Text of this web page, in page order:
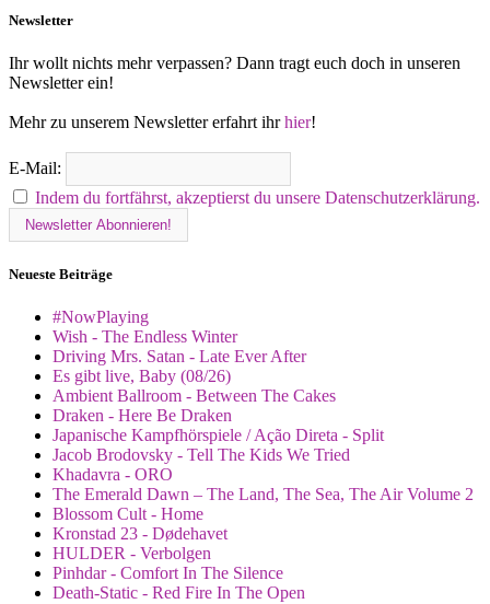
Newsletter
Ihr wollt nichts mehr verpassen? Dann tragt euch doch in unseren
Newsletter ein!
Mehr zu unserem Newsletter erfahrt ihrhier!
E-Mail:
Indem du fortfährst, akzeptierst du unsere Datenschutzerklärung.
Neueste Beiträge
#NowPlaying
Wish - The Endless Winter
Driving Mrs. Satan - Late Ever After
Es gibt live, Baby (08/26)
Ambient Ballroom - Between The Cakes
Draken - Here Be Draken
Japanische Kampfhörspiele / Ação Direta - Split
Jacob Brodovsky - Tell The Kids We Tried
Khadavra - ORO
The Emerald Dawn – The Land, The Sea, The Air Volume 2
Blossom Cult - Home
Kronstad 23 - Dødehavet
HULDER - Verbolgen
Pinhdar - Comfort In The Silence
Death-Static - Red Fire In The Open